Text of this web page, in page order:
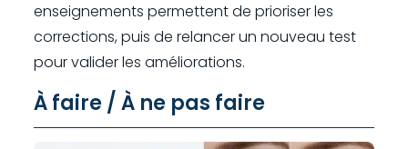
enseignements permettent de prioriser les
corrections, puis de relancer un nouveau test
pour valider les améliorations.
À faire / À ne pas faire